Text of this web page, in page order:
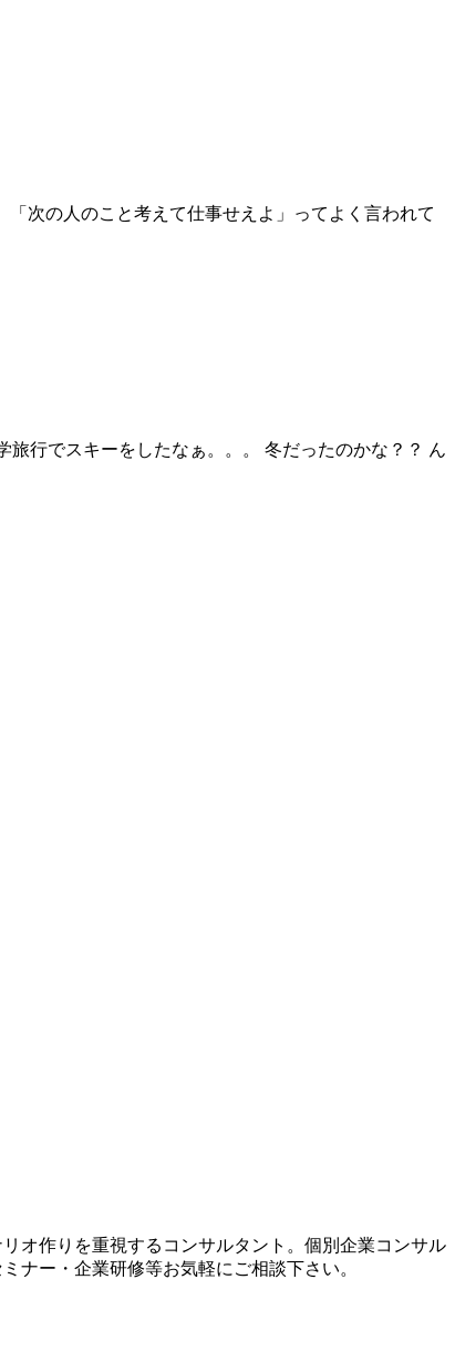
次の人のこと考えて仕事せえよ」ってよく言われて
行でスキーをしたなぁ。。。 冬だったのかな？？ ん
オ作りを重視するコンサルタント。個別企業コンサル
ナー・企業研修等お気軽にご相談下さい。